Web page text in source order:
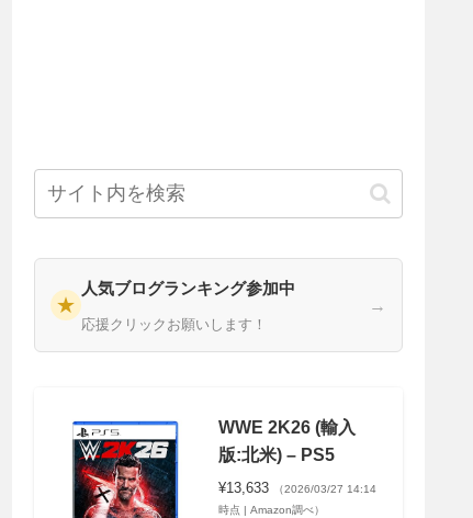
★
人気ブログランキング参加中
応援クリックお願いします！
→
WWE 2K26 (輸入
版:北米) – PS5
¥13,633
（2026/03/27 14:14
時点 | Amazon調べ）